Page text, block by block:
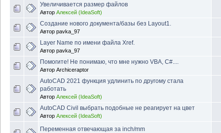
Увеличивается размер файлов
Автор Алексей (IdeaSoft)
Создание нового документа/базы без Layout1.
Автор pavka_97
Layer Name по имени файла Xref.
Автор pavka_97
Помогите! Не понимаю, что мне нужно VBA, C#....
Автор Archiceraptor
AutoCAD 2021 функция удлинить по другому стала
работать
Автор Алексей (IdeaSoft)
AutoCAD Civil выбрать подобные не реагирует на цвет
Автор Алексей (IdeaSoft)
Переменная отвечающая за inch/mm